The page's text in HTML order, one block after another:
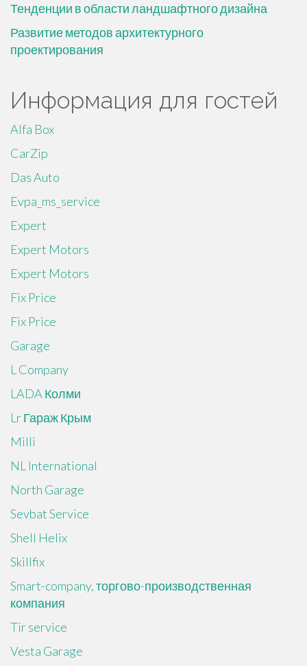
Тенденции в области ландшафтного дизайна
Развитие методов архитектурного
проектирования
Информация для гостей
Alfa Box
CarZip
Das Auto
Evpa_ms_service
Expert
Expert Motors
Expert Motors
Fix Price
Fix Price
Garage
L Company
LADA Колми
Lr Гараж Крым
Milli
NL International
North Garage
Sevbat Service
Shell Helix
Skillfix
Smart-company, торгово-производственная
компания
Tir service
Vesta Garage